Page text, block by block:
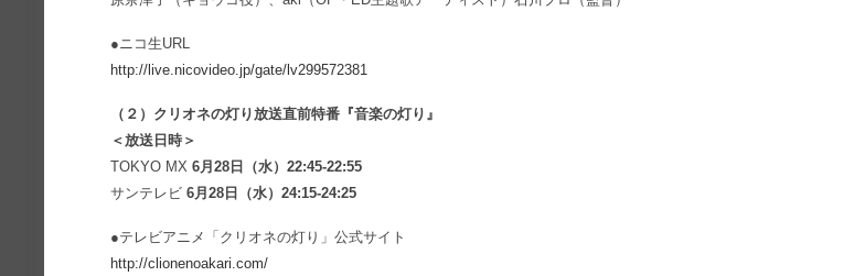
●ニコ生URL
http://live.nicovideo.jp/gate/lv299572381
（２）クリオネの灯り放送直前特番『音楽の灯り』
＜放送日時＞
TOKYO MX6月28日（水）22:45-22:55
サンテレビ6月28日（水）24:15-24:25
●テレビアニメ「クリオネの灯り」公式サイト
http://clionenoakari.com/